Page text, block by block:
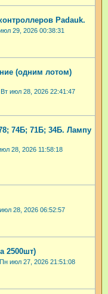
Padauk.
29, 2026 00:38:31
(одним лотом)
Вт июл 28, 2026 22:41:47
74Б; 71Б; 34Б. Лампу
28, 2026 11:58:18
28, 2026 06:52:57
2500шт)
Пн июл 27, 2026 21:51:08